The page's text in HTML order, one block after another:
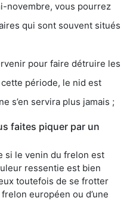
novembre, vous pourrez
qui sont souvent situés
pour faire détruire les
période, le nid est
s’en servira plus jamais ;
faites piquer par un
si le venin du frelon est
ressentie est bien
toutefois de se frotter
européen ou d’une